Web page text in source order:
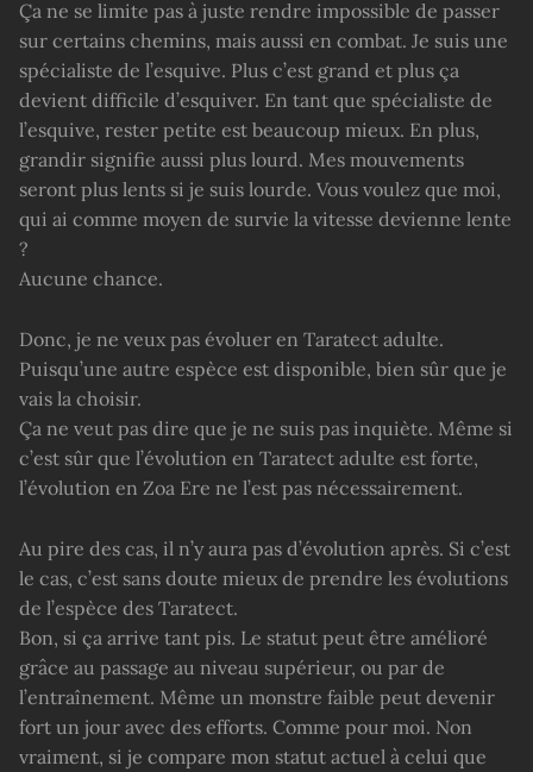
Ça ne se limite pas à juste rendre impossible de passer
sur certains chemins, mais aussi en combat. Je suis une
spécialiste de l’esquive. Plus c’est grand et plus ça
devient difficile d’esquiver. En tant que spécialiste de
l’esquive, rester petite est beaucoup mieux. En plus,
grandir signifie aussi plus lourd. Mes mouvements
seront plus lents si je suis lourde. Vous voulez que moi,
qui ai comme moyen de survie la vitesse devienne lente
?
Aucune chance.
Donc, je ne veux pas évoluer en Taratect adulte.
Puisqu’une autre espèce est disponible, bien sûr que je
vais la choisir.
Ça ne veut pas dire que je ne suis pas inquiète. Même si
c’est sûr que l’évolution en Taratect adulte est forte,
l’évolution en Zoa Ere ne l’est pas nécessairement.
Au pire des cas, il n’y aura pas d’évolution après. Si c’est
le cas, c’est sans doute mieux de prendre les évolutions
de l’espèce des Taratect.
Bon, si ça arrive tant pis. Le statut peut être amélioré
grâce au passage au niveau supérieur, ou par de
l’entraînement. Même un monstre faible peut devenir
fort un jour avec des efforts. Comme pour moi. Non
vraiment, si je compare mon statut actuel à celui que